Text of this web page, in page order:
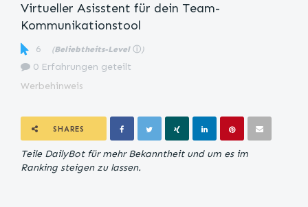
Virtueller Asisstent für dein Team-
Kommunikationstool
6 (Beliebtheits-Level ⓘ )
0 Erfahrungen geteilt
Werbehinweis
SHARES
Teile DailyBot für mehr Bekanntheit und um es im
Ranking steigen zu lassen.